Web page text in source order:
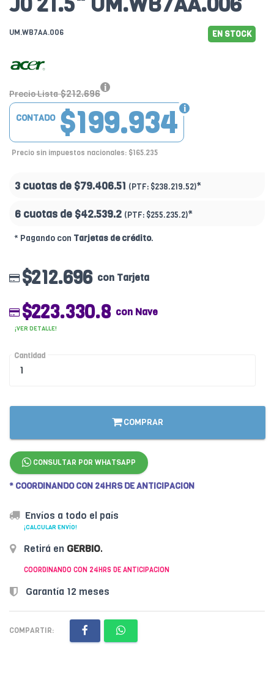
UM.WB7AA.006 EN STOCK
Precio Lista $212.696
$199.934
CONTADO
Precio sin impuestos nacionales: $165.235
3 cuotas de $79.406.51 (PTF: $238.219.52)*
6 cuotas de $42.539.2 (PTF: $255.235.2)*
* Pagando con Tarjetas de crédito.
$212.696 con Tarjeta
$223.330.8 con Nave
¡VER DETALLE!
Cantidad
COMPRAR
CONSULTAR POR WHATSAPP
* COORDINANDO CON 24HRS DE ANTICIPACION
Envíos a todo el país
¡CALCULAR ENVÍO!
Retirá en GERBIO.
COORDINANDO CON 24HRS DE ANTICIPACION
Garantía 12 meses
COMPARTIR: